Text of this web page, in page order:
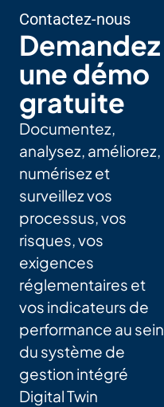
Contactez-nous
Demandez
une démo
gratuite
Documentez,
analysez, améliorez,
numérisez et
surveillez vos
processus, vos
risques, vos
exigences
réglementaires et
vos indicateurs de
performance au sein
du système de
gestion intégré
Digital Twin